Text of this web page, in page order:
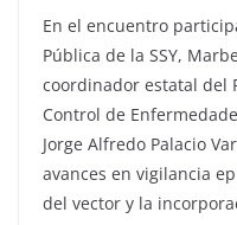
En el encuentro
Pública de la SSY,
coordinador estatal del
Control de
Jorge Alfredo Palacio
avances en vigilancia
del vector y la